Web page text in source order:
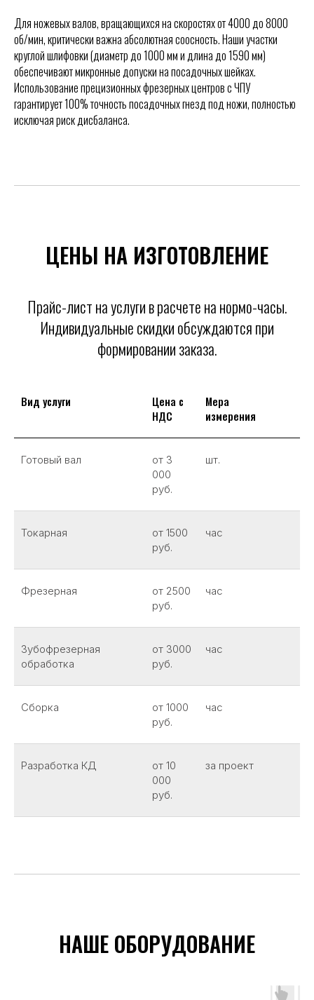
Для ножевых валов, вращающихся на скоростях от 4000 до 8000
об/мин, критически важна абсолютная соосность. Наши участки
круглой шлифовки (диаметр до 1000 мм и длина до 1590 мм)
обеспечивают микронные допуски на посадочных шейках.
Использование прецизионных фрезерных центров с ЧПУ
гарантирует 100% точность посадочных гнезд под ножи, полностью
исключая риск дисбаланса.
ЦЕНЫ НА ИЗГОТОВЛЕНИЕ
Прайс-лист на услуги в расчете на нормо-часы.
Индивидуальные скидки обсуждаются при
формировании заказа.
Вид услуги
Цена с
НДС
Мера
измерения
Готовый вал
от 3
000
руб.
шт.
Токарная
от 1500
руб.
час
Фрезерная
от 2500
руб.
час
Зубофрезерная
обработка
от 3000
руб.
час
Сборка
от 1000
руб.
час
Разработка КД
от 10
000
руб.
за проект
НАШЕ ОБОРУДОВАНИЕ